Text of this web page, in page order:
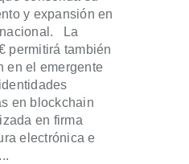
y expansión en
La
permitirá también
en el emergente
en blockchain
en firma
electrónica e